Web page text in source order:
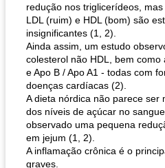
redução nos triglicerídeos,
LDL (ruim) e HDL (bom) são
insignificantes (1, 2).
Ainda assim, um estudo
colesterol não HDL, bem
e Apo B / Apo A1 - todas com
doenças cardíacas (2).
A dieta nórdica não parece ser
dos níveis de açúcar no
observado uma pequena
em jejum (1, 2).
A inflamação crônica é o
graves.